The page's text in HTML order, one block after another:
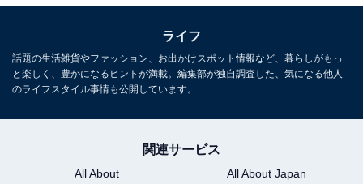
飛行船、飛行機、気球の中で、1番最初に誕生したもの
はどれでしょうか。
ライフ
話題の生活雑貨やファッション、お出かけスポット情報など、暮らしがもっ
と楽しく、豊かになるヒントが満載。編集部が独自調査した、気になる他人
のライフスタイル事情も公開しています。
関連サービス
All About
All About Japan